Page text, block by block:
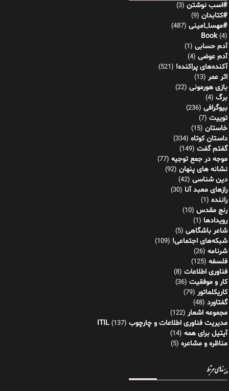
#اسب نوشتن (3)
#کتابدان (9)
#مهسا_امینی (487)
Book(4)
آدم حسابی (1)
آدم عوضی (4)
آکنده‌های پراکنده! (521)
اثر عمر (13)
بازی هورمونی (22)
برگ (4)
بیوگرافی (236)
توییت (7)
خاستان (15)
داستان کوتاه (334)
گفتم گفت (149)
موجه در جمع توجیه (77)
نشانه های پنهان (92)
دین شناسی (42)
رازهای معبد آنا (30)
راننده (1)
رنج مقدس (10)
رویدادها (1)
شاعر باشگاهی (5)
شبکه‌های اجتماعی! (109)
شرنامه (26)
فلسفه (125)
فناوری اطلاعات (8)
کار و موفقیت (36)
کاریکلماتور (79)
گفتاورد (48)
مجموعه اشعار (122)
مدیریت فناوری اطلاعات و چارچوب ITIL (137)
آیتیل برای همه (14)
مناظره و مشاعره (5)
پیوندهای مرتبط